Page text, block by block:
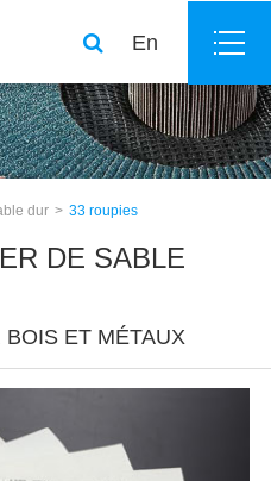
En
dur 33 roupies
DE SABLE
ET MÉTAUX